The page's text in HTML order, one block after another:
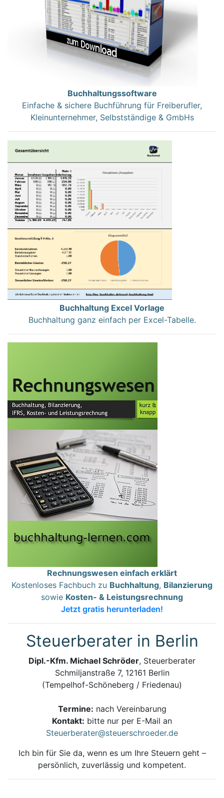
Buchhaltungssoftware
Einfache & sichere Buchführung für Freiberufler,
Kleinunternehmer, Selbstständige & GmbHs
Buchhaltung Excel Vorlage
Buchhaltung ganz einfach per Excel-Tabelle.
Rechnungswesen einfach erklärt
Kostenloses Fachbuch zu Buchhaltung, Bilanzierung
sowie Kosten- & Leistungsrechnung
Jetzt gratis herunterladen!
Steuerberater in Berlin
Dipl.-Kfm. Michael Schröder, Steuerberater
Schmiljanstraße 7, 12161 Berlin
(Tempelhof-Schöneberg / Friedenau)
Termine: nach Vereinbarung
Kontakt: bitte nur per E-Mail an
Steuerberater@steuerschroeder.de
Ich bin für Sie da, wenn es um Ihre Steuern geht –
persönlich, zuverlässig und kompetent.